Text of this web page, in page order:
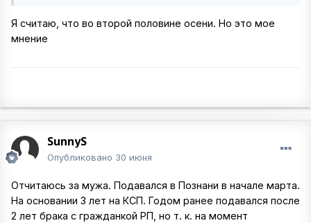
Я считаю, что во второй половине осени. Но это мое
мнение
SunnyS
Опубликовано 30 июня
Отчитаюсь за мужа. Подавался в Познани в начале марта.
На основании 3 лет на КСП. Годом ранее подавался после
2 лет брака с гражданкой РП, но т. к. на момент